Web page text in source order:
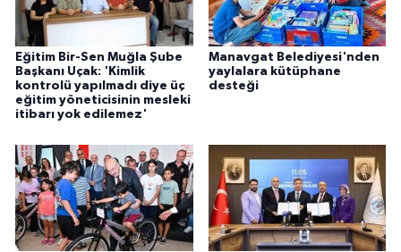
Eğitim Bir-Sen Muğla Şube
Başkanı Uçak: 'Kimlik
kontrolü yapılmadı diye üç
eğitim yöneticisinin mesleki
itibarı yok edilemez'
Manavgat Belediyesi'nden
yaylalara kütüphane
desteği